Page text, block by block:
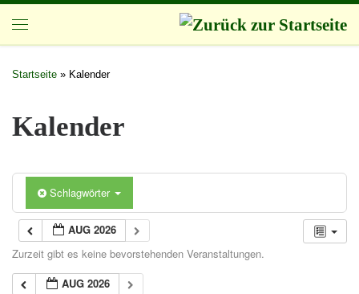
Zum Inhalt springen
Startseite » Kalender
Kalender
Schlagwörter
AUG 2026
Zurzeit gibt es keine bevorstehenden Veranstaltungen.
AUG 2026